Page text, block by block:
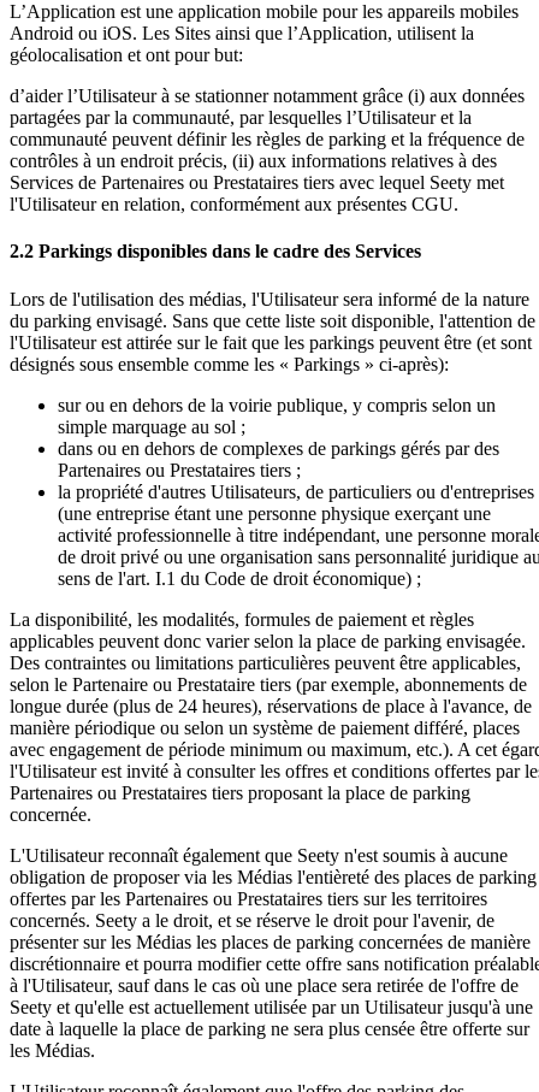
L’Application est une application mobile pour les appareils mobiles
Android ou iOS. Les Sites ainsi que l’Application, utilisent la
géolocalisation et ont pour but:
d’aider l’Utilisateur à se stationner notamment grâce (i) aux données
partagées par la communauté, par lesquelles l’Utilisateur et la
communauté peuvent définir les règles de parking et la fréquence de
contrôles à un endroit précis, (ii) aux informations relatives à des
Services de Partenaires ou Prestataires tiers avec lequel Seety met
l'Utilisateur en relation, conformément aux présentes CGU.
2.2 Parkings disponibles dans le cadre des Services
Lors de l'utilisation des médias, l'Utilisateur sera informé de la nature
du parking envisagé. Sans que cette liste soit disponible, l'attention de
l'Utilisateur est attirée sur le fait que les parkings peuvent être (et sont
désignés sous ensemble comme les « Parkings » ci-après):
sur ou en dehors de la voirie publique, y compris selon un
simple marquage au sol ;
dans ou en dehors de complexes de parkings gérés par des
Partenaires ou Prestataires tiers ;
la propriété d'autres Utilisateurs, de particuliers ou d'entreprises
(une entreprise étant une personne physique exerçant une
activité professionnelle à titre indépendant, une personne
de droit privé ou une organisation sans personnalité juridique
sens de l'art. I.1 du Code de droit économique) ;
La disponibilité, les modalités, formules de paiement et règles
applicables peuvent donc varier selon la place de parking envisagée.
Des contraintes ou limitations particulières peuvent être applicables,
selon le Partenaire ou Prestataire tiers (par exemple, abonnements de
longue durée (plus de 24 heures), réservations de place à l'avance, de
manière périodique ou selon un système de paiement différé, places
avec engagement de période minimum ou maximum, etc.). A cet
l'Utilisateur est invité à consulter les offres et conditions offertes par
Partenaires ou Prestataires tiers proposant la place de parking
concernée.
L'Utilisateur reconnaît également que Seety n'est soumis à aucune
obligation de proposer via les Médias l'entièreté des places de parking
offertes par les Partenaires ou Prestataires tiers sur les territoires
concernés. Seety a le droit, et se réserve le droit pour l'avenir, de
présenter sur les Médias les places de parking concernées de manière
discrétionnaire et pourra modifier cette offre sans notification
à l'Utilisateur, sauf dans le cas où une place sera retirée de l'offre de
Seety et qu'elle est actuellement utilisée par un Utilisateur jusqu'à une
date à laquelle la place de parking ne sera plus censée être offerte sur
les Médias.